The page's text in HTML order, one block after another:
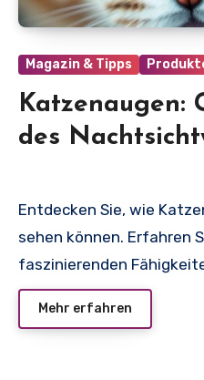
Magazin & Tipps
Katzenaugen:
des
Entdecken Sie, wie Katzenaugen Katze bei Nacht
sehen können. Erfahren
faszinierenden
Mehr erfahren